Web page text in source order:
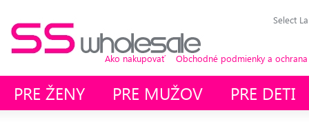
Select
Ako nakupovať Obchodné podmienky a
PRE ŽENY PRE MUŽOV PRE DETI